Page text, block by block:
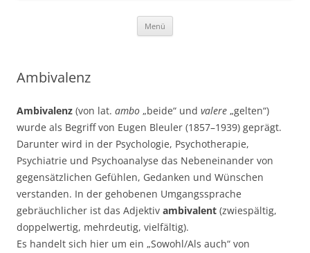
Menü
Ambivalenz
Ambivalenz (von lat. ambo „beide“ und valere „gelten“)
wurde als Begriff von Eugen Bleuler (1857–1939) geprägt.
Darunter wird in der Psychologie, Psychotherapie,
Psychiatrie und Psychoanalyse das Nebeneinander von
gegensätzlichen Gefühlen, Gedanken und Wünschen
verstanden. In der gehobenen Umgangssprache
gebräuchlicher ist das Adjektiv ambivalent (zwiespältig,
doppelwertig, mehrdeutig, vielfältig).
Es handelt sich hier um ein „Sowohl/Als auch“ von